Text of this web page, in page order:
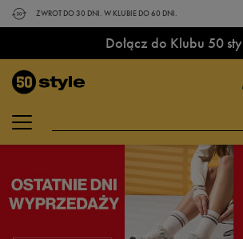
ZWROT DO 30 DNI. W KLUBIE DO 60 DNI.
Dołącz do Klubu 50